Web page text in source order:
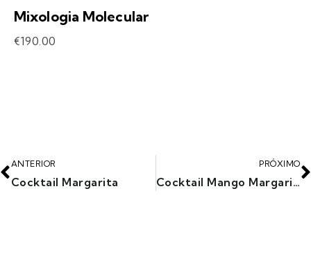
Mixologia Molecular
€190.00
ANTERIOR
Cocktail Margarita
PRÓXIMO
Cocktail Mango Margarita